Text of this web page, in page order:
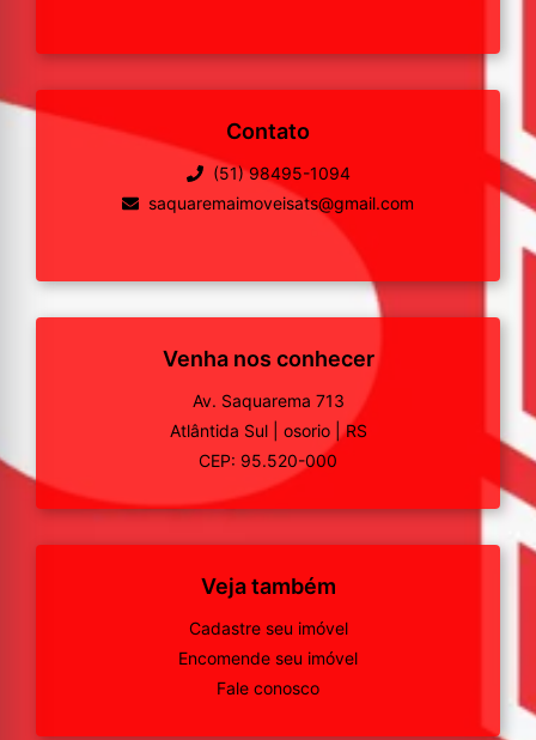
Contato
(51) 98495-1094
saquaremaimoveisats@gmail.com
Venha nos conhecer
Av. Saquarema 713
Atlântida Sul
osorio
RS
CEP: 95.520-000
Veja também
Cadastre seu imóvel
Encomende seu imóvel
Fale conosco